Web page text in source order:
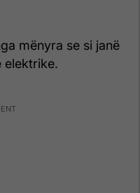
mënyra se si janë
elektrike.